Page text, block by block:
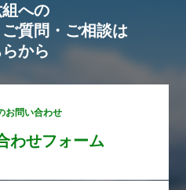
への
質問・ご相談は
から
お問い合わせ
わせフォーム